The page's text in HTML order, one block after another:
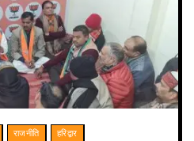
राजनीति हरिद्वार